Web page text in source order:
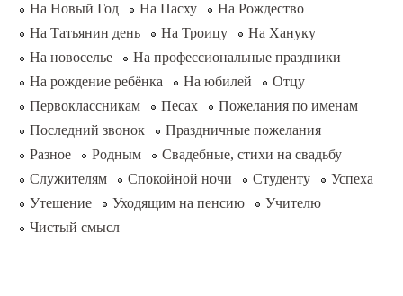
На Новый Год
На Пасху
На Рождество
На Татьянин день
На Троицу
На Хануку
На новоселье
На профессиональные праздники
На рождение ребёнка
На юбилей
Отцу
Первоклассникам
Песах
Пожелания по именам
Последний звонок
Праздничные пожелания
Разное
Родным
Свадебные, стихи на свадьбу
Служителям
Спокойной ночи Студенту
Успеха
Утешение
Уходящим на пенсию
Учителю
Чистый смысл